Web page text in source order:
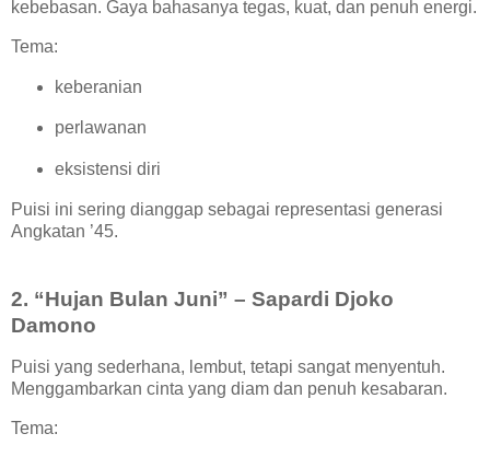
kebebasan. Gaya bahasanya tegas, kuat, dan penuh energi.
Tema:
keberanian
perlawanan
eksistensi diri
Puisi ini sering dianggap sebagai representasi generasi
Angkatan ’45.
2. “Hujan Bulan Juni” – Sapardi Djoko
Damono
Puisi yang sederhana, lembut, tetapi sangat menyentuh.
Menggambarkan cinta yang diam dan penuh kesabaran.
Tema: